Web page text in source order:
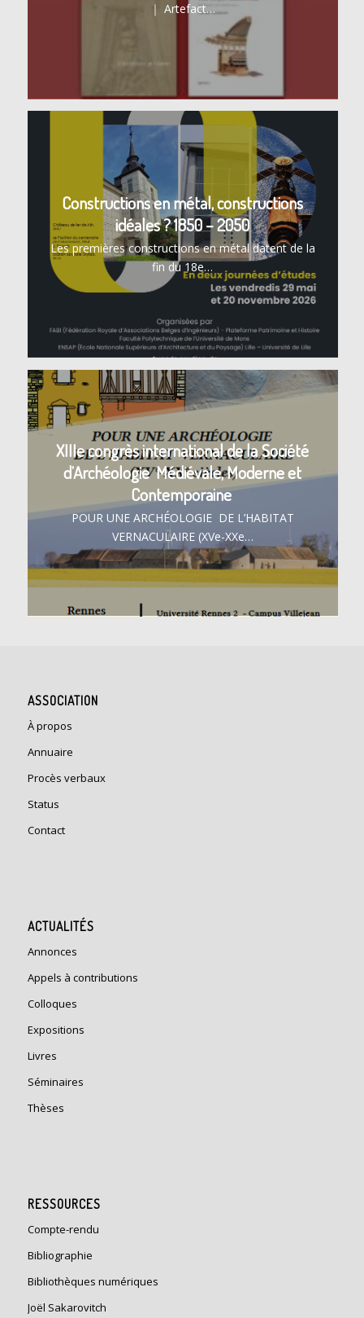
｜ Artefact…
Constructions en métal, constructions
idéales ? 1850 – 2050
Les premières constructions en métal datent de la
fin du 18e…
XIIIe congrès international de la Société
d’Archéologie Médiévale, Moderne et
Contemporaine
POUR UNE ARCHÉOLOGIE DE L’HABITAT
VERNACULAIRE (XVe-XXe…
ASSOCIATION
À propos
Annuaire
Procès verbaux
Status
Contact
ACTUALITÉS
Annonces
Appels à contributions
Colloques
Expositions
Livres
Séminaires
Thèses
RESSOURCES
Compte-rendu
Bibliographie
Bibliothèques numériques
Joël Sakarovitch